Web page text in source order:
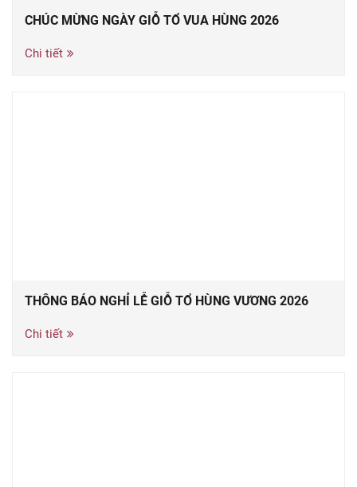
CHÚC MỪNG NGÀY GIỖ TỔ VUA HÙNG 2026
Chi tiết
THÔNG BÁO NGHỈ LỄ GIỖ TỔ HÙNG VƯƠNG 2026
Chi tiết